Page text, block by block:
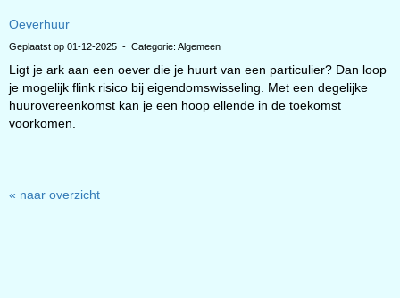
Oeverhuur
Geplaatst op 01-12-2025 - Categorie: Algemeen
Ligt je ark aan een oever die je huurt van een particulier? Dan loop
je mogelijk flink risico bij eigendomswisseling. Met een degelijke
huurovereenkomst kan je een hoop ellende in de toekomst
voorkomen.
« naar overzicht